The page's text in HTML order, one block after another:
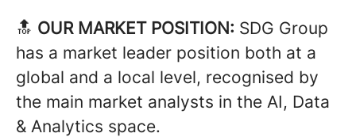
🔝 OUR MARKET POSITION: SDG Group
has a market leader position both at a
global and a local level, recognised by
the main market analysts in the AI, Data
& Analytics space.